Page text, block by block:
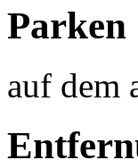
Parken
auf dem